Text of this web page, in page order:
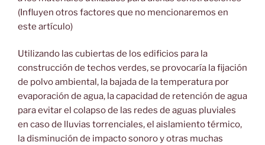
(Influyen otros factores que no mencionaremos en
este artículo)
Utilizando las cubiertas de los edificios para la
construcción de techos verdes, se provocaría la fijación
de polvo ambiental, la bajada de la temperatura por
evaporación de agua, la capacidad de retención de agua
para evitar el colapso de las redes de aguas pluviales
en caso de lluvias torrenciales, el aislamiento térmico,
la disminución de impacto sonoro y otras muchas